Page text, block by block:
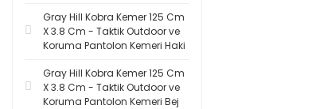
Gray Hill Kobra Kemer 125 Cm
X 3.8 Cm - Taktik Outdoor ve
Koruma Pantolon Kemeri Haki
Gray Hill Kobra Kemer 125 Cm
X 3.8 Cm - Taktik Outdoor ve
Koruma Pantolon Kemeri Bej